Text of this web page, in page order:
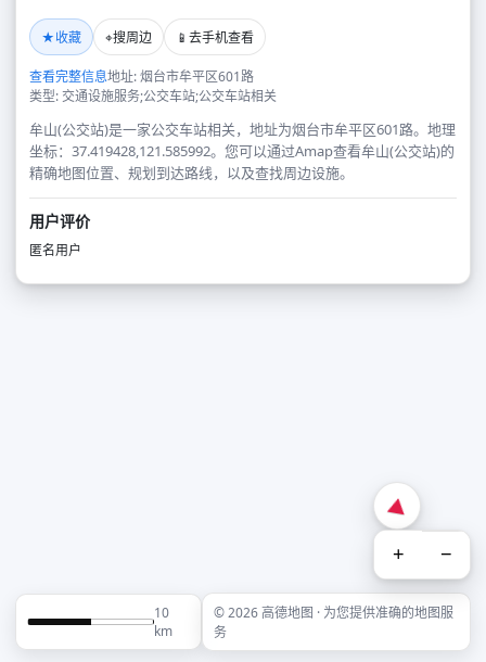
★收藏 ⌖搜周边 📱 去手机查看
查看完整信息地址: 烟台市牟平区601路
类型: 交通设施服务;公交车站;公交车站相关
牟山(公交站)是一家公交车站相关，地址为烟台市牟平区601路。地理
坐标：37.419428,121.585992。您可以通过Amap查看牟山(公交站)的
精确地图位置、规划到达路线，以及查找周边设施。
用户评价
匿名用户
+ −
10
km
© 2026 高德地图 · 为您提供准确的地图服
务